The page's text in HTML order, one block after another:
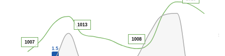
a la
CONFIGURACIÓN
50
1.5
1007
1013
1008